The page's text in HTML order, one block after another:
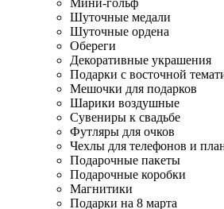
Мини-гольф
Шуточные медали
Шуточные ордена
Обереги
Декоративные украшения
Подарки с восточной
Мешочки для подарков
Шарики воздушные
Сувениры к свадьбе
Футляры для очков
Чехлы для телефонов и
Подарочные пакеты
Подарочные коробки
Магнитики
Подарки на 8 марта